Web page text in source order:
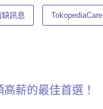
缺訊息 TokopediaCare
薪的最佳首選！